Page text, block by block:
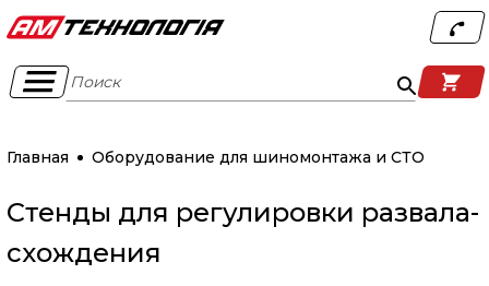
Поиск
Главная Оборудование для шиномонтажа и СТО
Стенды для регулировки развала-
схождения